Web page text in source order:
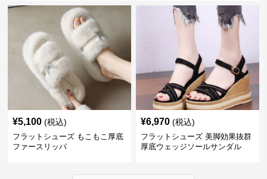
¥5,100 (税込)
フラットシューズ もこもこ厚底
ファースリッパ
¥6,970 (税込)
フラットシューズ 美脚効果抜群
厚底ウェッジソールサンダル